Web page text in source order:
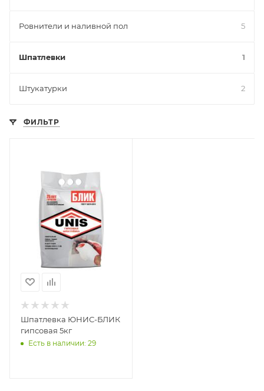
Ровнители и наливной пол 5
Шпатлевки 1
Штукатурки 2
ФИЛЬТР
Шпатлевка ЮНИС-БЛИК
гипсовая 5кг
Есть в наличии: 29